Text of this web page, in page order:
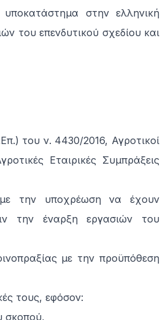
υποκατάστημα στην ελληνική
του επενδυτικού σχεδίου και
του ν. 4430/2016, Αγροτικοί
Εταιρικές Συμπράξεις
την υποχρέωση να έχουν
την έναρξη εργασιών του
με την προϋπόθεση
τους, εφόσον:
σκοπού,